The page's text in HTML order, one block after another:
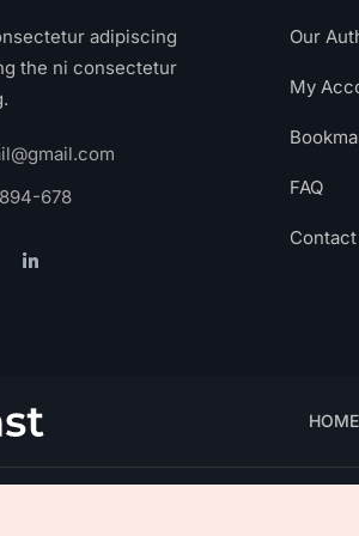
adipiscing
the ni consectetur
678
Our
My
FAQ
HOME